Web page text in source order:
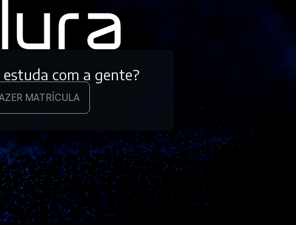
com a gente?
MATRÍCULA